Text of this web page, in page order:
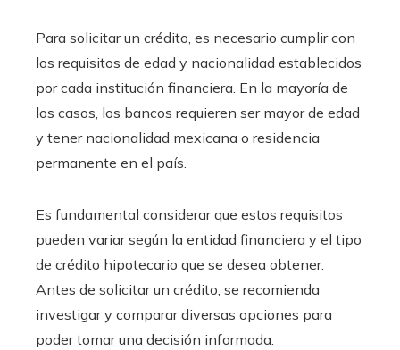
Para solicitar un crédito, es necesario cumplir con
los requisitos de edad y nacionalidad establecidos
por cada institución financiera. En la mayoría de
los casos, los bancos requieren ser mayor de edad
y tener nacionalidad mexicana o residencia
permanente en el país.
Es fundamental considerar que estos requisitos
pueden variar según la entidad financiera y el tipo
de crédito hipotecario que se desea obtener.
Antes de solicitar un crédito, se recomienda
investigar y comparar diversas opciones para
poder tomar una decisión informada.